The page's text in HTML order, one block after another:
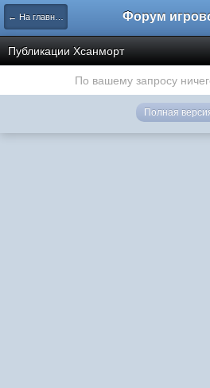
← На главную
Публикации Хсанморт
По вашему запросу
Полная